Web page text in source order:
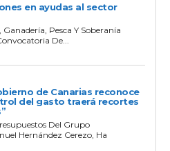
en ayudas al sector
Pesca Y Soberanía
De...
de Canarias reconoce
del gasto traerá recortes
Del Grupo
Hernández Cerezo, Ha